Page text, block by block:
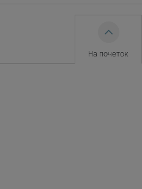
На почеток